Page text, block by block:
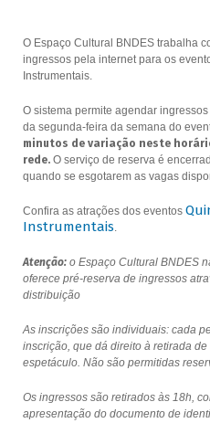
O Espaço Cultural BNDES trabalha
ingressos pela internet para os
Instrumentais.
O sistema permite agendar
da segunda-feira da semana do
minutos de variação neste
rede.O serviço de reserva é
quando se esgotarem as vagas
Confira as atrações dos eventos
Instrumentais.
Atenção:o Espaço Cultural BNDES
oferece pré-reserva de ingressos
distribuição
As inscrições são individuais: cada
inscrição, que dá direito à retirada
espetáculo. Não são permitidas
Os ingressos são retirados às 18h,
apresentação do documento de